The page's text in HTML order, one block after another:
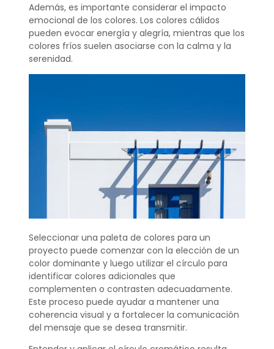
Además, es importante considerar el impacto
emocional de los colores. Los colores cálidos
pueden evocar energía y alegría, mientras que los
colores fríos suelen asociarse con la calma y la
serenidad.
Seleccionar una paleta de colores para un
proyecto puede comenzar con la elección de un
color dominante y luego utilizar el círculo para
identificar colores adicionales que
complementen o contrasten adecuadamente.
Este proceso puede ayudar a mantener una
coherencia visual y a fortalecer la comunicación
del mensaje que se desea transmitir.